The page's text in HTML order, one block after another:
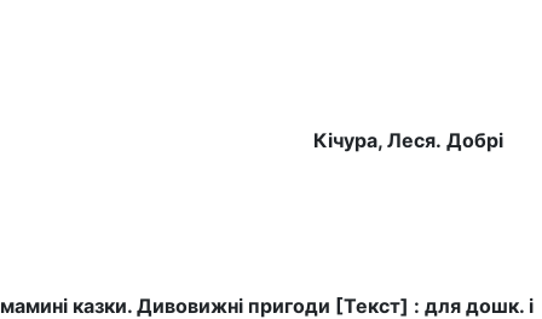
Кічура, Леся. Добрі
мамині казки. Дивовижні пригоди [Текст] : для дошк. і